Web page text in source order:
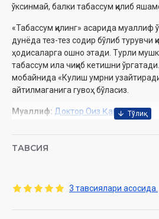
ўксинмай, балки табассум қилиб
«Табассум қилинг» асарида муаллиф
дунёда тез-тез содир бўлиб турувчи
ҳодисаларга ошно этади. Турли
табассум ила чиқиб кетишни
мобайнида «Кулиш умрни
айтилмаганига гувоҳ бўласиз.
Муаллиф: Доктор Оиз Қарний
Номи:«Табассум қилинг»
Ҳажми: 144 бет
ТАВСИЯ
3 тавсиялари асосида.